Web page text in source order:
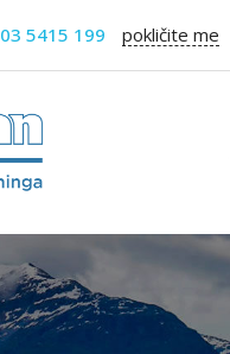
03 5415 199 pokličite me